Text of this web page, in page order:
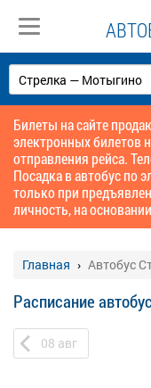
Билеты на сайте
электронных билетов
отправления рейса.
Посадка в автобус по
только при
личность, на
Главная Автобус
Расписание
08 авг